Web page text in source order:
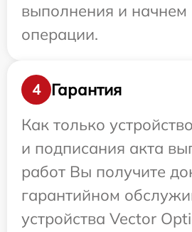
выполнения и
операции.
4
Гарантия
Как только
и подписания акта
работ Вы получите
гарантийном
устройства Vector